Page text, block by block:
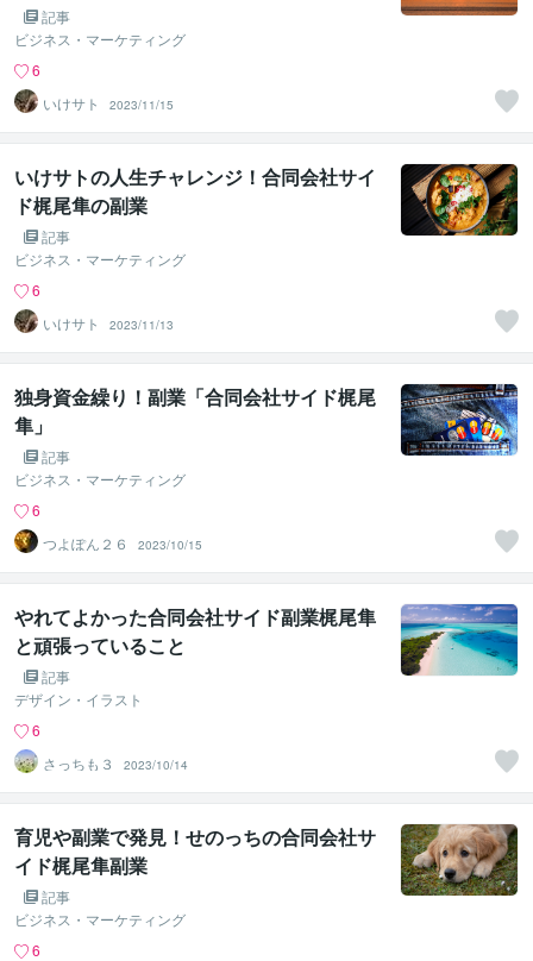
記事
ビジネス・マーケティング
6
いけサト
2023/11/15
いけサトの人生チャレンジ！合同会社サイ
ド梶尾隼の副業
記事
ビジネス・マーケティング
6
いけサト
2023/11/13
独身資金繰り！副業「合同会社サイド梶尾
隼」
記事
ビジネス・マーケティング
6
つよぽん２６
2023/10/15
やれてよかった合同会社サイド副業梶尾隼
と頑張っていること
記事
デザイン・イラスト
6
さっちも３
2023/10/14
育児や副業で発見！せのっちの合同会社サ
イド梶尾隼副業
記事
ビジネス・マーケティング
6